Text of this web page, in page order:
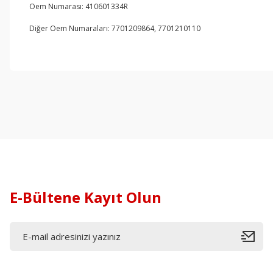
Oem Numarası: 410601334R
Diğer Oem Numaraları: 7701209864, 7701210110
E-Bültene Kayıt Olun